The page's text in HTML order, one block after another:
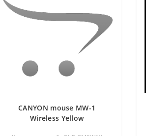
CANYON mouse MW-1
Wireless Yellow